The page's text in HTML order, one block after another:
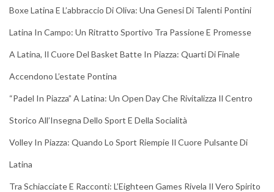
Boxe Latina E L’abbraccio Di Oliva: Una Genesi Di Talenti Pontini
Latina In Campo: Un Ritratto Sportivo Tra Passione E Promesse
A Latina, Il Cuore Del Basket Batte In Piazza: Quarti Di Finale
Accendono L’estate Pontina
“Padel In Piazza” A Latina: Un Open Day Che Rivitalizza Il Centro
Storico All’Insegna Dello Sport E Della Socialità
Volley In Piazza: Quando Lo Sport Riempie Il Cuore Pulsante Di
Latina
Tra Schiacciate E Racconti: L’Eighteen Games Rivela Il Vero Spirito